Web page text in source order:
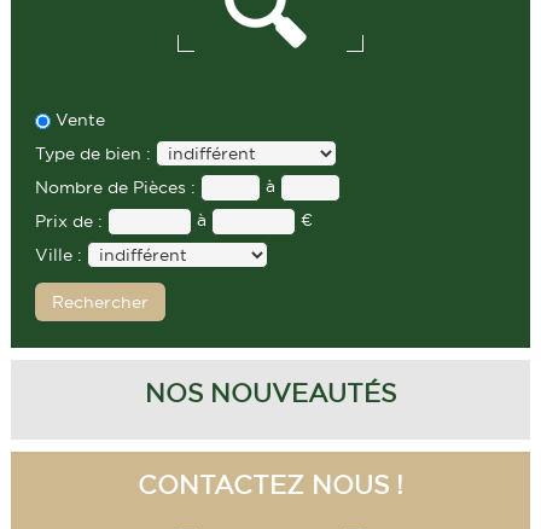
Vente
Type de bien :
Nombre de Pièces :
à
Prix de :
à
€
Ville :
NOS NOUVEAUTÉS
CONTACTEZ NOUS !